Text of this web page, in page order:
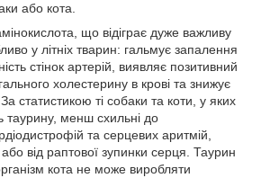
або кота.
що відіграє дуже важливу
у літніх тварин: гальмує запалення
стінок артерій, виявляє позитивний
холестерину в крові та знижує
За статистикою ті собаки та коти, у яких
таурину, менш схильні до
та серцевих аритмій,
або від раптової зупинки серця. Таурин
кота не може виробляти